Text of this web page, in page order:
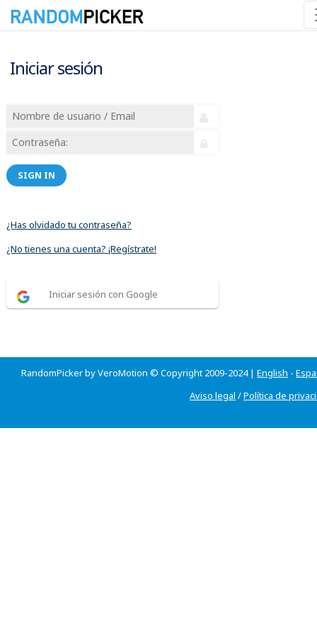
Iniciar sesión
SIGN IN
¿Has olvidado tu contraseña?
¿No tienes una cuenta? ¡Regístrate!
Iniciar sesión con Google
RandomPicker by VeroMotion © Copyright 2009-2024 | English -
Aviso legal /Política de